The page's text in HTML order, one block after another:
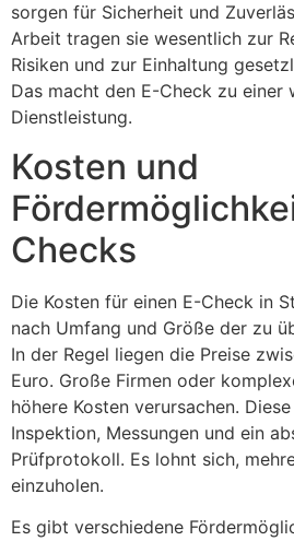
sorgen für Sicherheit und
Arbeit tragen sie wesentlich zur
Risiken und zur Einhaltung
Das macht den E-Check zu einer
Dienstleistung.
Kosten und
Checks
Die Kosten für einen E-Check in
nach Umfang und Größe der zu
In der Regel liegen die Preise
Euro. Große Firmen oder
höhere Kosten verursachen.
Inspektion, Messungen und ein
Prüfprotokoll. Es lohnt sich,
einzuholen.
Es gibt verschiedene